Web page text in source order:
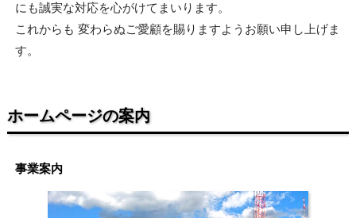
にも誠実な対応を心がけてまいります。
これからも 変わらぬご愛顧を賜りますようお願い申し上げま
す。
ホームページの案内
事業案内